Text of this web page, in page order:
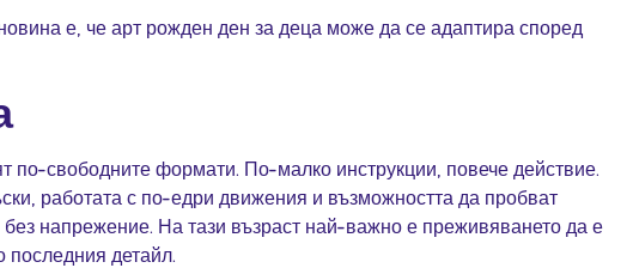
е, че арт рожден ден за деца може да се адаптира според
по-свободните формати. По-малко инструкции, повече действие.
работата с по-едри движения и възможността да пробват
напрежение. На тази възраст най-важно е преживяването да е
последния детайл.